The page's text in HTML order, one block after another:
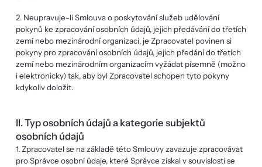
2. Neupravuje-li Smlouva o poskytování služeb udělování
pokynů ke zpracování osobních údajů, jejich předávání do třetích
zemí nebo mezinárodní organizaci, je Zpracovatel povinen si
pokyny pro zpracování osobních údajů, jejich předání do třetích
zemí nebo mezinárodním organizacím vyžádat písemně (možno
i elektronicky) tak, aby byl Zpracovatel schopen tyto pokyny
kdykoliv doložit.
II. Typ osobních údajů a kategorie subjektů
osobních údajů
1. Zpracovatel se na základě této Smlouvy zavazuje zpracovávat
pro Správce osobní údaje, které Správce získal v souvislosti se